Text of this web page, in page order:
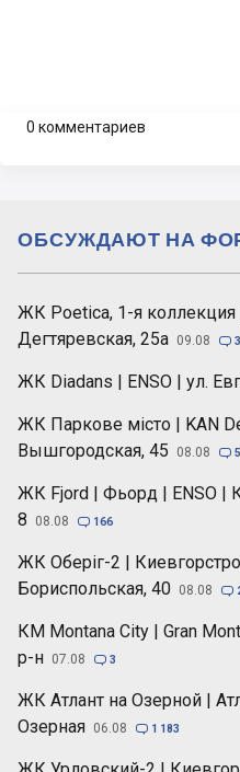
0 комментариев
ЖК Poetica, 1-я коллекция
Дегтяревская, 25а 09.08 
ЖК Diadans | ENSO | ул.
ЖК Паркове місто | KAN
Вышгородская, 45
08.08 
ЖК Fjord | Фьорд | ENSO |
8
08.08  166
ЖК Оберіг-2 |
Бориспольская, 40 08.08 
КМ Montana City | Gran
р-н 07.08  3
ЖК Атлант на Озерной |
Озерная 06.08  1 183
ОБСУЖДАЮТ НА